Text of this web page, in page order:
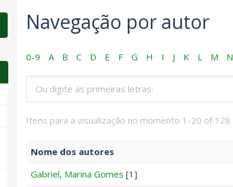
Navegação por autor
0-9 A B C D E F G H I J K L M N
Itens para a visualização no momento 1-20 of 128
Nome dos autores
Gabriel, Marina Gomes [1]